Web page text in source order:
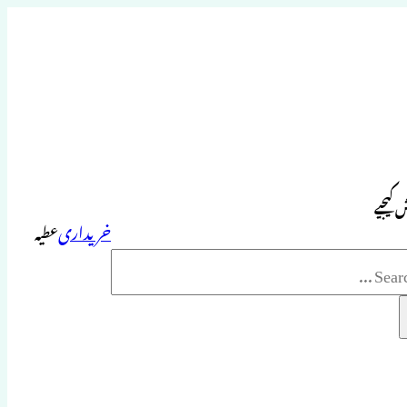
کیجیے
خریداریعطیہ